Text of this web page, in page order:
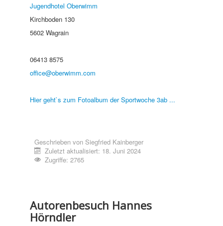
Jugendhotel Oberwimm
Kirchboden 130
5602 Wagrain
06413 8575
office@oberwimm.com
Hier geht`s zum Fotoalbum der Sportwoche 3ab ...
Geschrieben von Siegfried Kainberger
Zuletzt aktualisiert: 18. Juni 2024
Zugriffe: 2765
Autorenbesuch Hannes
Hörndler